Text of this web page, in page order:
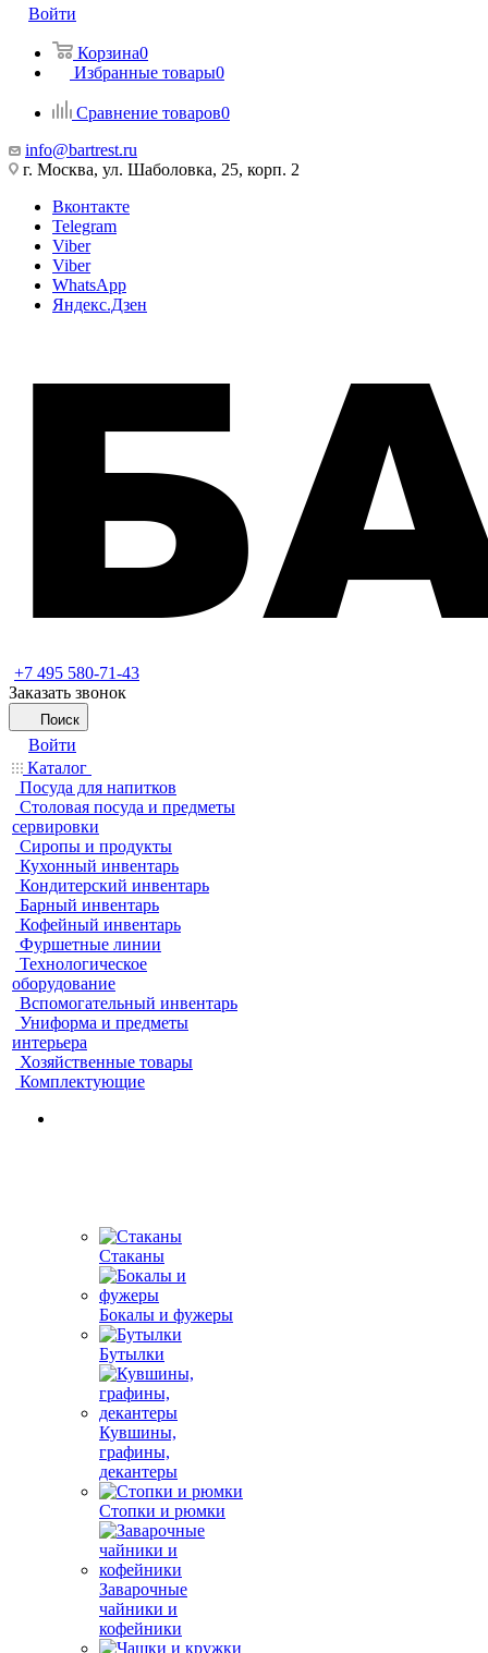
Войти
Корзина0
Избранные товары0
Сравнение товаров0
info@bartrest.ru
г. Москва, ул. Шаболовка, 25, корп. 2
Вконтакте
Telegram
Viber
Viber
WhatsApp
Яндекс.Дзен
+7 495 580-71-43
Заказать звонок
Поиск
Войти
Каталог
Посуда для напитков
Столовая посуда и предметы
сервировки
Сиропы и продукты
Кухонный инвентарь
Кондитерский инвентарь
Барный инвентарь
Кофейный инвентарь
Фуршетные линии
Технологическое
оборудование
Вспомогательный инвентарь
Униформа и предметы
интерьера
Хозяйственные товары
Комплектующие
Стаканы
Бокалы и фужеры
Бутылки
Кувшины,
графины,
декантеры
Стопки и рюмки
Заварочные
чайники и
кофейники